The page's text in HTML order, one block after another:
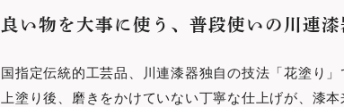
良い物を大事に使う、普段使いの川連漆
国指定伝統的工芸品、川連漆器独自の技法「花塗り」
上塗り後、磨きをかけていない丁寧な仕上げが、漆